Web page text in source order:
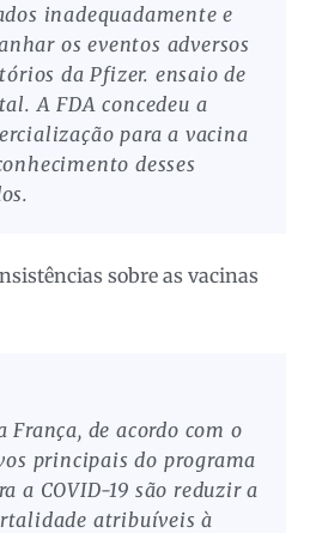
inadequadamente e
os eventos adversos
da Pfizer. ensaio de
A FDA concedeu a
para a vacina
desses
sobre as vacinas
França, de acordo com o
principais do programa
a COVID-19 são reduzir a
atribuíveis à